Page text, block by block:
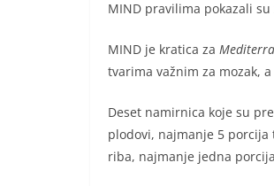
MIND pravilima pokazali
MIND je kratica za
tvarima važnim za mozak,
Deset namirnica koje su
plodovi, najmanje 5
riba, najmanje jedna